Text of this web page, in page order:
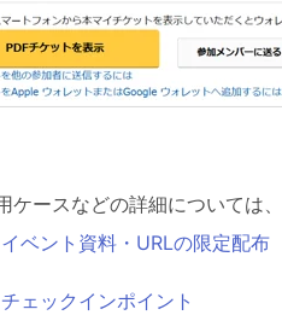
ケースなどの詳細については
イベント資料・URLの限定配布
ェックインポイント